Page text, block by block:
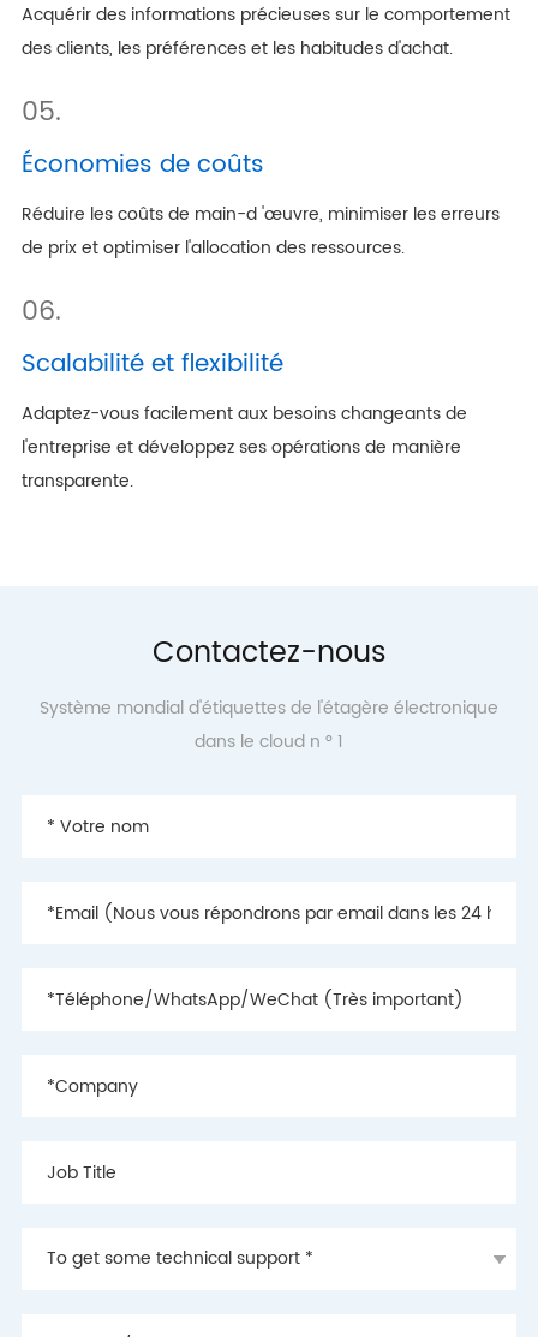
Acquérir des informations précieuses sur le comportement
des clients, les préférences et les habitudes d'achat.
05.
Économies de coûts
Réduire les coûts de main-d 'œuvre, minimiser les erreurs
de prix et optimiser l'allocation des ressources.
06.
Scalabilité et flexibilité
Adaptez-vous facilement aux besoins changeants de
l'entreprise et développez ses opérations de manière
transparente.
Contactez-nous
Système mondial d'étiquettes de l'étagère électronique
dans le cloud n ° 1